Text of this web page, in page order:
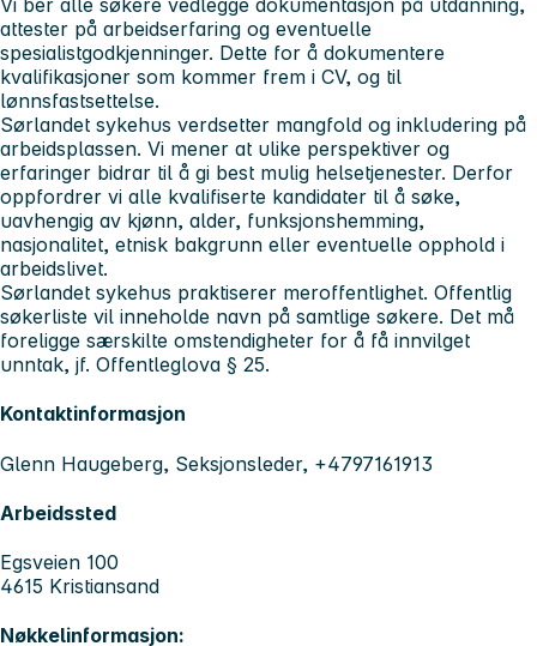
attester på arbeidserfaring og eventuelle
spesialistgodkjenninger. Dette for å dokumentere
kvalifikasjoner som kommer frem i CV, og til
lønnsfastsettelse.
Sørlandet sykehus verdsetter mangfold og inkludering på
arbeidsplassen. Vi mener at ulike perspektiver og
erfaringer bidrar til å gi best mulig helsetjenester. Derfor
oppfordrer vi alle kvalifiserte kandidater til å søke,
uavhengig av kjønn, alder, funksjonshemming,
nasjonalitet, etnisk bakgrunn eller eventuelle opphold i
arbeidslivet.
Sørlandet sykehus praktiserer meroffentlighet. Offentlig
søkerliste vil inneholde navn på samtlige søkere. Det må
foreligge særskilte omstendigheter for å få innvilget
unntak, jf. Offentleglova § 25.
Kontaktinformasjon
Glenn Haugeberg, Seksjonsleder, +4797161913
Arbeidssted
Egsveien 100
4615 Kristiansand
Nøkkelinformasjon: